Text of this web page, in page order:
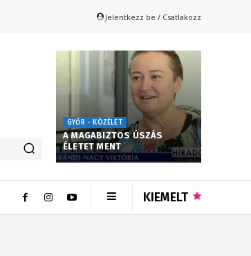
Jelentkezz be / Csatlakozz
GYŐR - KÖZÉLET
A MAGABIZTOS ÚSZÁS
ÉLETET MENT
KIEMELT